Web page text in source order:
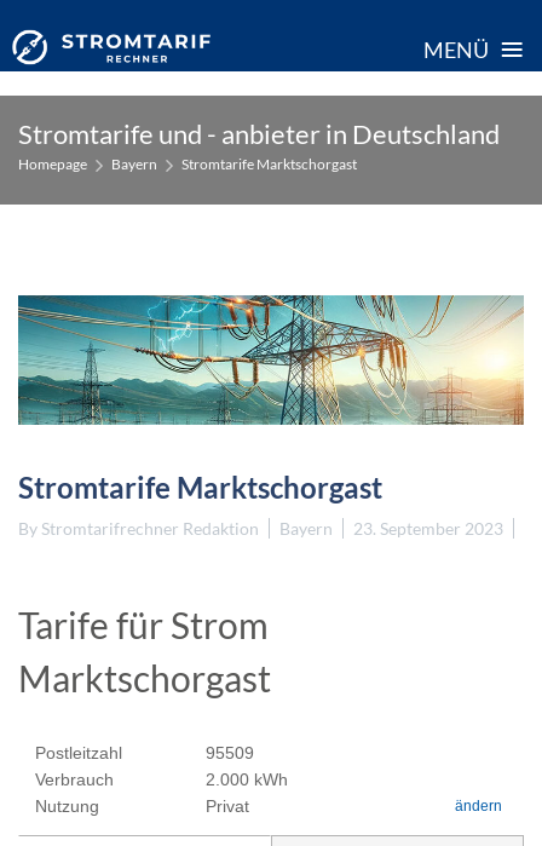
MENÜ ≡
content
Stromtarife und - anbieter in Deutschland
Homepage Bayern Stromtarife Marktschorgast
Stromtarife Marktschorgast
By Stromtarifrechner Redaktion Bayern 23. September 2023
Tarife für Strom
Marktschorgast